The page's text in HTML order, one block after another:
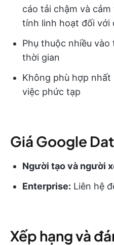
cáo tải chậm và
tính linh hoạt đối với
Phụ thuộc nhiều
thời gian
Không phù hợp
việc phức tạp
Giá Google
Người tạo và người
Enterprise: Liên hệ
Xếp hạng và